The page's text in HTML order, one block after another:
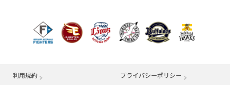
利用規約 プライバシーポリシー